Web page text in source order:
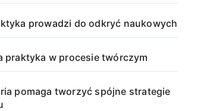
prowadzi do odkryć naukowych
praktyka w procesie twórczym
pomaga tworzyć spójne strategie